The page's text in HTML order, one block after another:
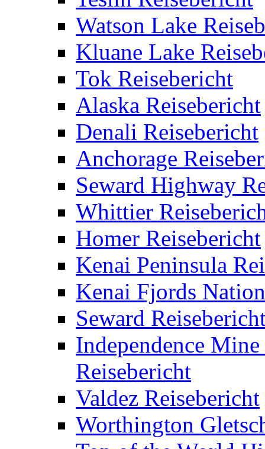
Watson Lake
Kluane Lake
Tok Reisebericht
Alaska Reisebericht
Denali Reisebericht
Anchorage
Seward Highway
Whittier
Homer Reisebericht
Kenai Peninsula
Kenai Fjords
Seward
Independence
Reisebericht
Valdez Reisebericht
Worthington